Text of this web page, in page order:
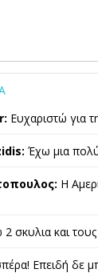
Ευχαριστώ για
Έχω μια
Η
2 σκυλια και
Επειδή δε